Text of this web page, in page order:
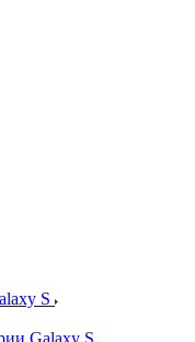
S
Galaxy S